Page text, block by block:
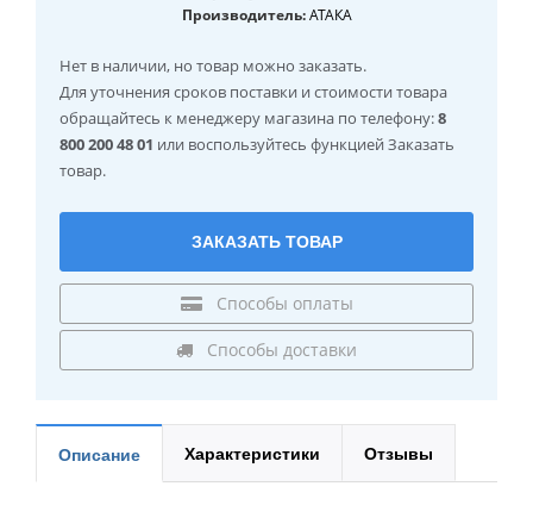
Производитель:АТАКА
Нет в наличии, но товар можно заказать.
Для уточнения сроков поставки и стоимости товара
обращайтесь к менеджеру магазина по телефону:8
800 200 48 01 или воспользуйтесь функцией Заказать
товар.
ЗАКАЗАТЬ ТОВАР
Способы оплаты
Способы доставки
Описание Характеристики Отзывы